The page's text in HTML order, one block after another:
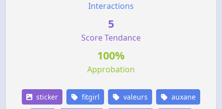
Interactions
5
Score Tendance
100%
Approbation
sticker fitgirl valeurs auxane